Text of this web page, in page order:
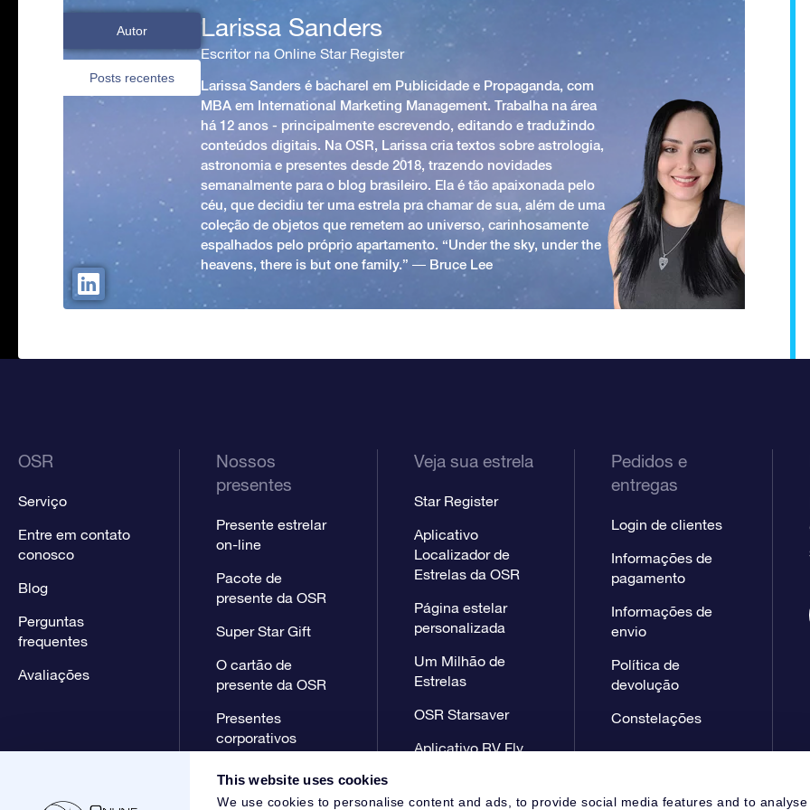
This website uses cookies
We use cookies to personalise content and ads, to provide social media features and to analyse
Autor
Posts recentes
Larissa Sanders
Escritor na Online Star Register
Larissa Sanders é bacharel em Publicidade e Propaganda, com
MBA em International Marketing Management. Trabalha na área
há 12 anos - principalmente escrevendo, editando e traduzindo
conteúdos digitais. Na OSR, Larissa cria textos sobre astrologia,
astronomia e presentes desde 2018, trazendo novidades
semanalmente para o blog brasileiro. Ela é tão apaixonada pelo
céu, que decidiu ter uma estrela pra chamar de sua, além de uma
coleção de objetos que remetem ao universo, carinhosamente
espalhados pelo próprio apartamento. “Under the sky, under the
heavens, there is but one family.” ― Bruce Lee
OSR
Serviço
Entre em contato
conosco
Blog
Perguntas
frequentes
Avaliações
Nossos
presentes
Presente estrelar
on-line
Pacote de
presente da OSR
Super Star Gift
O cartão de
presente da OSR
Presentes
corporativos
Veja sua estrela
Star Register
Aplicativo
Localizador de
Estrelas da OSR
Página estelar
personalizada
Um Milhão de
Estrelas
OSR Starsaver
Aplicativo RV Fly
Pedidos e
entregas
Login de clientes
Informações de
pagamento
Informações de
envio
Política de
devolução
Constelações